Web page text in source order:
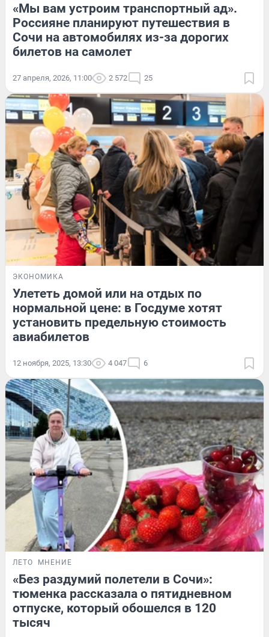
«Мы вам устроим транспортный ад».
Россияне планируют путешествия в
Сочи на автомобилях из-за дорогих
билетов на самолет
27 апреля, 2026, 11:00 2 572 25
ЭКОНОМИКА
Улететь домой или на отдых по
нормальной цене: в Госдуме хотят
установить предельную стоимость
авиабилетов
12 ноября, 2025, 13:30 4 047 6
ЛЕТО МНЕНИЕ
«Без раздумий полетели в Сочи»:
тюменка рассказала о пятидневном
отпуске, который обошелся в 120
тысяч